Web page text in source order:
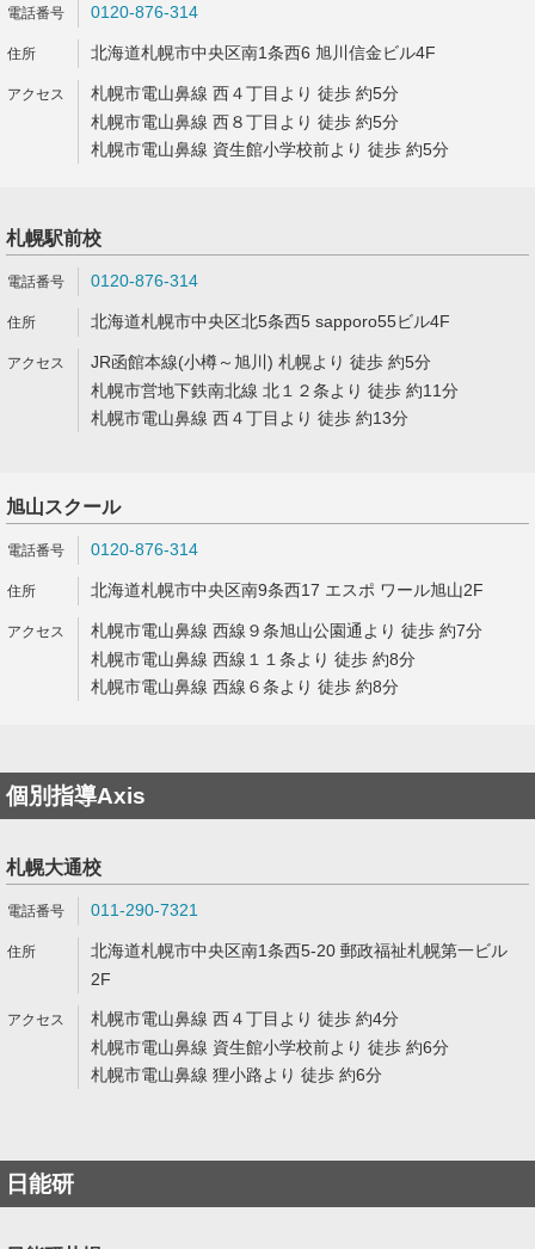
0120-876-314
北海道札幌市中央区南1条西6 旭川信金ビル4F
札幌市電山鼻線 西４丁目より 徒歩 約5分
札幌市電山鼻線 西８丁目より 徒歩 約5分
札幌市電山鼻線 資生館小学校前より 徒歩 約5分
札幌駅前校
0120-876-314
北海道札幌市中央区北5条西5 sapporo55ビル4F
JR函館本線(小樽～旭川) 札幌より 徒歩 約5分
札幌市営地下鉄南北線 北１２条より 徒歩 約11分
札幌市電山鼻線 西４丁目より 徒歩 約13分
旭山スクール
0120-876-314
北海道札幌市中央区南9条西17 エスポ ワール旭山2F
札幌市電山鼻線 西線９条旭山公園通より 徒歩 約7分
札幌市電山鼻線 西線１１条より 徒歩 約8分
札幌市電山鼻線 西線６条より 徒歩 約8分
個別指導Axis
札幌大通校
011-290-7321
北海道札幌市中央区南1条西5-20 郵政福祉札幌第一ビル
2F
札幌市電山鼻線 西４丁目より 徒歩 約4分
札幌市電山鼻線 資生館小学校前より 徒歩 約6分
札幌市電山鼻線 狸小路より 徒歩 約6分
日能研